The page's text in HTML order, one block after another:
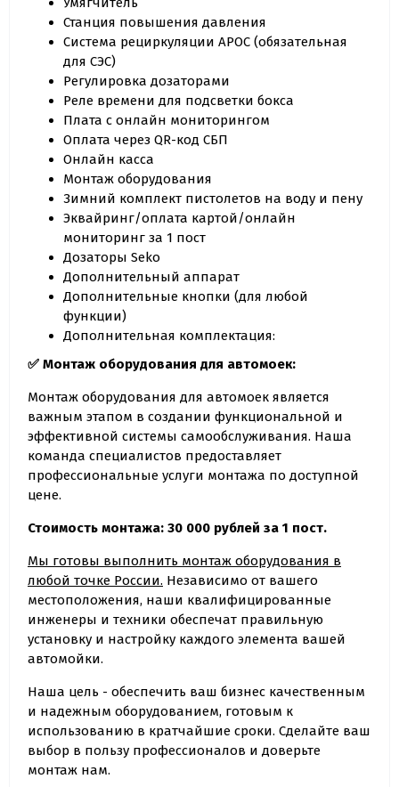
Станция повышения давления
Система рециркуляции АРОС (обязательная
для СЭС)
Регулировка дозаторами
Реле времени для подсветки бокса
Плата с онлайн мониторингом
Оплата через QR-код СБП
Онлайн касса
Монтаж оборудования
Зимний комплект пистолетов на воду и пену
Эквайринг/оплата картой/онлайн
мониторинг за 1 пост
Дозаторы Seko
Дополнительный аппарат
Дополнительные кнопки (для любой
функции)
Дополнительная комплектация:
✅ Монтаж оборудования для автомоек:
Монтаж оборудования для автомоек является
важным этапом в создании функциональной и
эффективной системы самообслуживания. Наша
команда специалистов предоставляет
профессиональные услуги монтажа по доступной
цене.
Стоимость монтажа: 30 000 рублей за 1 пост.
Мы готовы выполнить монтаж оборудования в
любой точке России. Независимо от вашего
местоположения, наши квалифицированные
инженеры и техники обеспечат правильную
установку и настройку каждого элемента вашей
автомойки.
Наша цель - обеспечить ваш бизнес качественным
и надежным оборудованием, готовым к
использованию в кратчайшие сроки. Сделайте ваш
выбор в пользу профессионалов и доверьте
монтаж нам.